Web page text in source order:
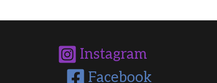
#friedlichzusammen- Instagram
Facebook